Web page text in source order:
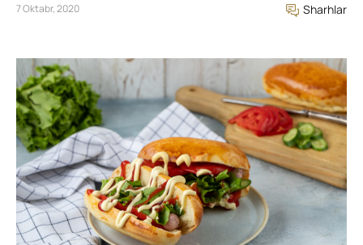
7 Oktabr, 2020 Sharhlar